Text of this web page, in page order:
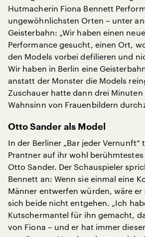
Hutmacherin Fiona Bennett
ungewöhnlichsten Orten – unter
Geisterbahn: „Wir haben einen
Performance gesucht, einen Ort,
den Models vorbei defilieren und
Wir haben in Berlin eine
anstatt der Monster die Models
Zuschauer hatte dann drei
Wahnsinn von Frauenbildern
Otto Sander als Model
In der Berliner „Bar jeder Vernunft“
Prantner auf ihr wohl
Otto Sander. Der Schauspieler
Bennett an: Wenn sie einmal eine
Männer entwerfen würden, wäre er
sich beide nicht entgehen. „Ich
Kutschermantel für ihn gemacht,
von Fiona – und er hat immer